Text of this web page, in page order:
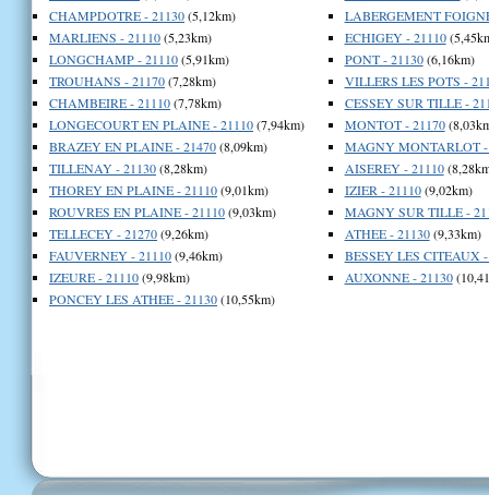
CHAMPDOTRE - 21130(5,12km)
MARLIENS - 21110(5,23km)
LONGCHAMP - 21110(5,91km)
TROUHANS - 21170(7,28km)
CHAMBEIRE - 21110(7,78km)
LONGECOURT EN PLAINE - 21110(7,94km)
BRAZEY EN PLAINE - 21470(8,09km)
TILLENAY - 21130(8,28km)
THOREY EN PLAINE - 21110(9,01km)
ROUVRES EN PLAINE - 21110(9,03km)
TELLECEY - 21270(9,26km)
FAUVERNEY - 21110(9,46km)
IZEURE - 21110(9,98km)
PONCEY LES ATHEE - 21130(10,55km)
LABERGEMENT
ECHIGEY - 21110
PONT - 21130(6,16km)
VILLERS LES POTS -
CESSEY SUR TILLE -
MONTOT - 21170
MAGNY MONTARLOT -
AISEREY - 21110
IZIER - 21110(9,02km)
MAGNY SUR TILLE -
ATHEE - 21130(9,33km)
BESSEY LES CITEAUX
AUXONNE - 21130